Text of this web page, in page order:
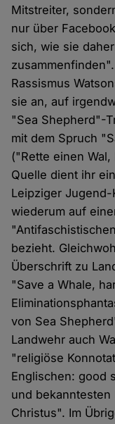
Mitstreiter,
nur über
sich, wie sie
Rassismus
sie an, auf
"Sea Shepherd"-
mit dem Spruch
("Rette einen
Quelle dient ihr
Leipziger
wiederum auf
bezieht.
Überschrift zu
"Save a Whale,
von Sea
Landwehr auch
"religiöse
Englischen: good
und
Christus". Im